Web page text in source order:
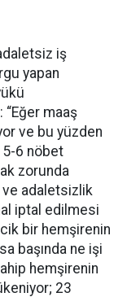
iş
yapan
“Eğer maaş
ve bu yüzden
5-6 nöbet
zorunda
ve adaletsizlik
iptal edilmesi
bir hemşirenin
başında ne işi
hemşirenin
23